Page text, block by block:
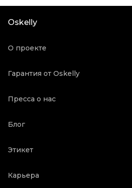
Состояние товара
Oskelly
О проекте
Гарантия от Oskelly
Пресса о нас
Блог
Этикет
Карьера